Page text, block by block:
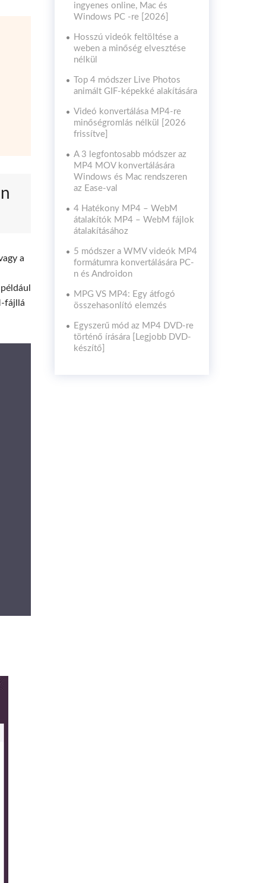
a
fájllá
ingyenes online, Mac és
Windows PC -re [2026]
Hosszú videók feltöltése a
weben a minőség elvesztése
nélkül
Top 4 módszer Live Photos
animált GIF-képekké alakítására
Videó konvertálása MP4-re
minőségromlás nélkül [2026
frissítve]
A 3 legfontosabb módszer az
MP4 MOV konvertálására
Windows és Mac rendszeren
az Ease-val
4 Hatékony MP4 – WebM
átalakítók MP4 – WebM fájlok
átalakításához
5 módszer a WMV videók MP4
formátumra konvertálására PC-
n és Androidon
MPG VS MP4: Egy átfogó
összehasonlító elemzés
Egyszerű mód az MP4 DVD-re
történő írására [Legjobb DVD-
készítő]